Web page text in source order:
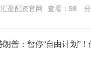
盈配资官网 查看： 98
普：暂停“自由计划”